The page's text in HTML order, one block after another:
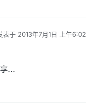
表于 2013年7月1日 上午6:02
后由 编辑
...